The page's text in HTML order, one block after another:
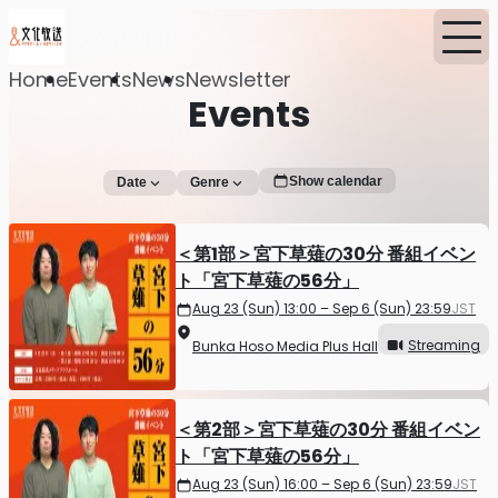
HomeEventsNewsNewsletter
Events
Date Genre Show calendar
＜第1部＞宮下草薙の30分 番組イベン
ト「宮下草薙の56分」
Aug 23 (Sun) 13:00 – Sep 6 (Sun) 23:59JST
Bunka Hoso Media Plus Hall
Streaming
＜第2部＞宮下草薙の30分 番組イベン
ト「宮下草薙の56分」
Aug 23 (Sun) 16:00 – Sep 6 (Sun) 23:59JST